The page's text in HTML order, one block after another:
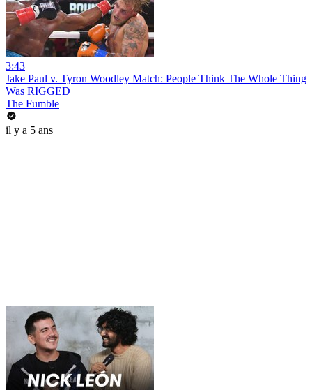
3:43
Jake Paul v. Tyron Woodley Match: People Think The Whole Thing
Was RIGGED
The Fumble
il y a 5 ans